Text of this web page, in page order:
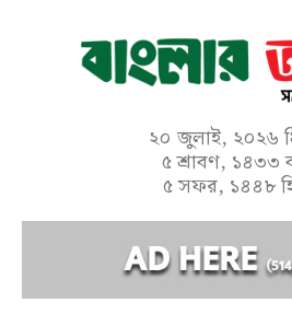
২০ জুলাই, ২০২৬
৫ শ্রাবণ, ১৪৩৩
৫ সফর, ১৪৪৮